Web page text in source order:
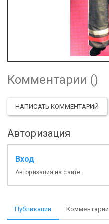
Комментарии ()
НАПИСАТЬ КОММЕНТАРИЙ
Авторизация
Вход
Авторизация на сайте.
Публикации Комментарии